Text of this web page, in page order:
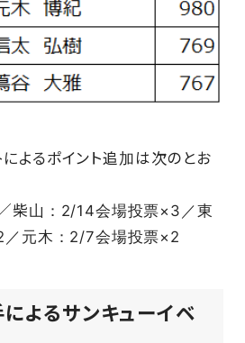
によるポイント追加は次のとお
柴山：2/14会場投票×3／東
元木：2/7会場投票×2
よるサンキューイベ